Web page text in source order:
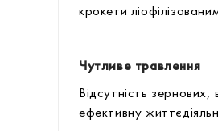
крокети
Чутливе травлення
Відсутність
ефективну